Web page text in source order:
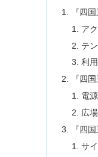
『四
ア
テ
利
『四
電
広
『四
サ